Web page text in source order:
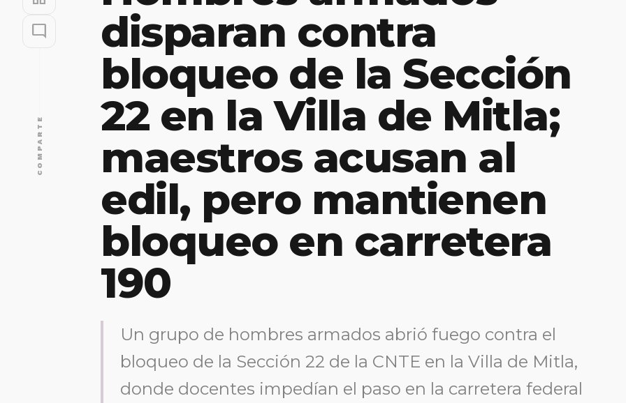
mode_comment
COMPARTE
disparan contra
bloqueo de la Sección
22 en la Villa de Mitla;
maestros acusan al
edil, pero mantienen
bloqueo en carretera
190
Un grupo de hombres armados abrió fuego contra el
bloqueo de la Sección 22 de la CNTE en la Villa de Mitla,
donde docentes impedían el paso en la carretera federal